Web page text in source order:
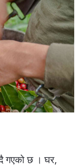
गएको छ । घर,